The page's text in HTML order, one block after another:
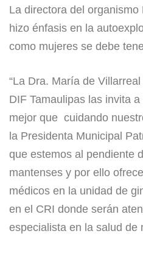
La directora del organismo
hizo énfasis en la
como mujeres se debe
“La Dra. María de
DIF Tamaulipas las invita
mejor que cuidando
la Presidenta Municipal
que estemos al pendiente
mantenses y por ello
médicos en la unidad de
en el CRI donde serán
especialista en la salud de